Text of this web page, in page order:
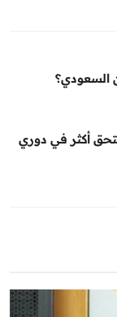
السعودي؟
أكثر في دوري